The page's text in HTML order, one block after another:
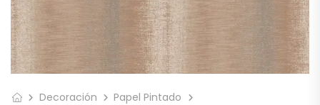
Decoración
Papel Pintado